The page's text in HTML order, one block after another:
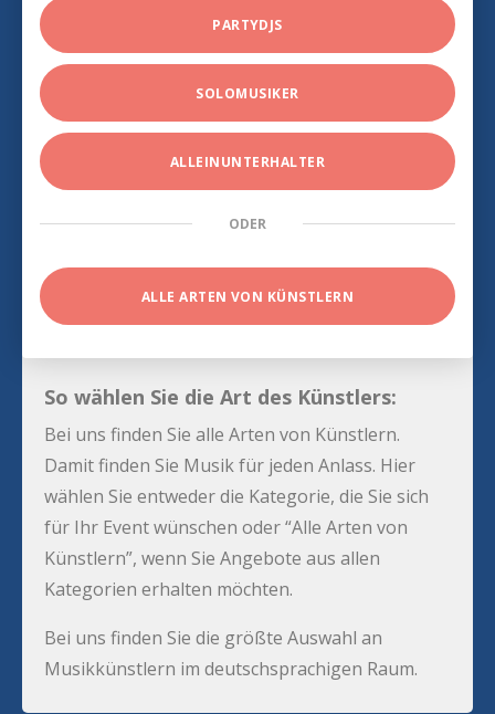
PARTYDJS
SOLOMUSIKER
ALLEINUNTERHALTER
ODER
ALLE ARTEN VON KÜNSTLERN
So wählen Sie die Art des Künstlers:
Bei uns finden Sie alle Arten von Künstlern.
Damit finden Sie Musik für jeden Anlass. Hier
wählen Sie entweder die Kategorie, die Sie sich
für Ihr Event wünschen oder “Alle Arten von
Künstlern”, wenn Sie Angebote aus allen
Kategorien erhalten möchten.
Bei uns finden Sie die größte Auswahl an
Musikkünstlern im deutschsprachigen Raum.